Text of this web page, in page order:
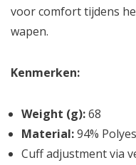
voor comfort tijdens
wapen.
Kenmerken:
Weight (g):68
Material:94%
Cuff adjustment via